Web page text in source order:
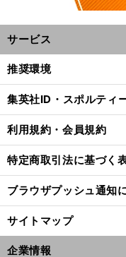
サービス
推奨環境
集英社ID・スポルティ
利用規約・会員規約
特定商取引法に基づく
ブラウザプッシュ通知
サイトマップ
企業情報